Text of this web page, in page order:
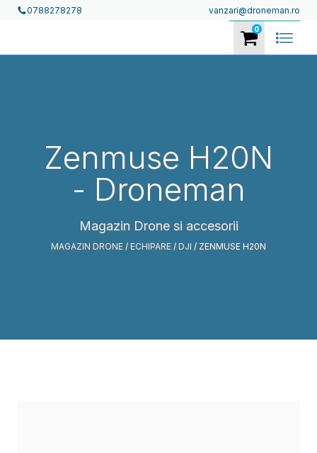
0788278278 vanzari@droneman.ro
0
Zenmuse H20N
- Droneman
Magazin Drone si accesorii
MAGAZIN DRONE /ECHIPARE /DJI / ZENMUSE H20N